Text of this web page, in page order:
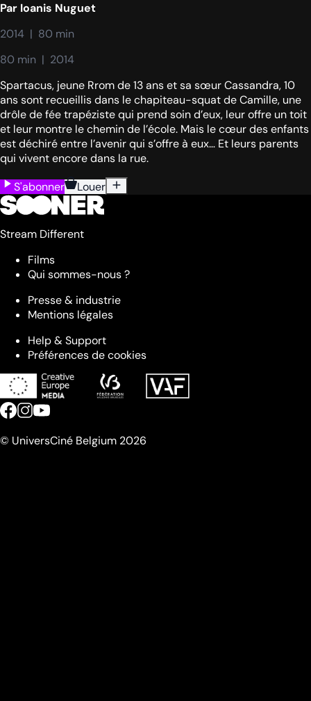
Par Ioanis Nuguet
2014  |  80 min
80 min  |  2014
Spartacus, jeune Rrom de 13 ans et sa sœur Cassandra, 10
ans sont recueillis dans le chapiteau-squat de Camille, une
drôle de fée trapéziste qui prend soin d’eux, leur offre un toit
et leur montre le chemin de l’école. Mais le cœur des enfants
est déchiré entre l’avenir qui s’offre à eux… Et leurs parents
qui vivent encore dans la rue.
S'abonner
Louer
Stream Different
Films
Qui sommes-nous ?
Presse & industrie
Mentions légales
Help & Support
Préférences de cookies
© UniversCiné Belgium 2026